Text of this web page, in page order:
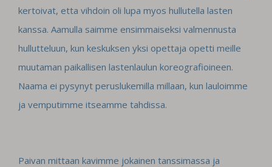
kertoivat, etta vihdoin oli lupa myos hullutella lasten
kanssa. Aamulla saimme ensimmaiseksi valmennusta
hullutteluun, kun keskuksen yksi opettaja opetti meille
muutaman paikallisen lastenlaulun koreografioineen.
Naama ei pysynyt peruslukemilla millaan, kun lauloimme
ja vemputimme itseamme tahdissa.
Paivan mittaan kavimme jokainen tanssimassa ja